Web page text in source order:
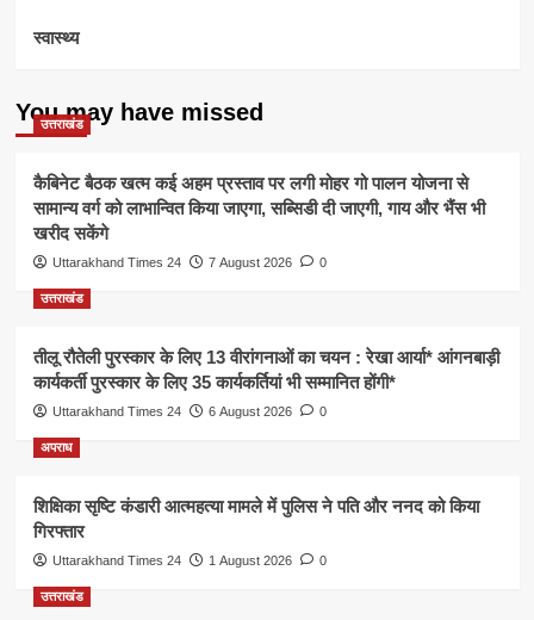
स्वास्थ्य
You may have missed
उत्तराखंड
कैबिनेट बैठक खत्म कई अहम प्रस्ताव पर लगी मोहर गो पालन योजना से
सामान्य वर्ग को लाभान्वित किया जाएगा, सब्सिडी दी जाएगी, गाय और भैंस भी
खरीद सकेंगे
Uttarakhand Times 24 7 August 2026 0
उत्तराखंड
तीलू रौतेली पुरस्कार के लिए 13 वीरांगनाओं का चयन : रेखा आर्या* आंगनबाड़ी
कार्यकर्ती पुरस्कार के लिए 35 कार्यकर्तियां भी सम्मानित होंगी*
Uttarakhand Times 24 6 August 2026 0
अपराध
शिक्षिका सृष्टि कंडारी आत्महत्या मामले में पुलिस ने पति और ननद को किया
गिरफ्तार
Uttarakhand Times 24 1 August 2026 0
उत्तराखंड